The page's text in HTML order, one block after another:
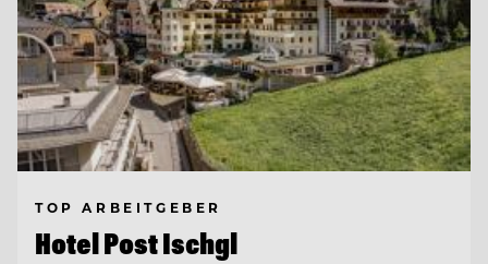
TOP ARBEITGEBER
Hotel Post Ischgl